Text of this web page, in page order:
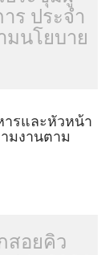
ร ประจำ
มนโยบาย
รและหัวหน้า
มงานตาม
สอยคิว